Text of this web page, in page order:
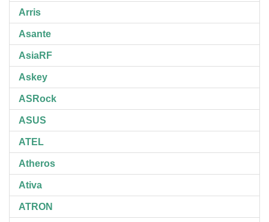
Arris
Asante
AsiaRF
Askey
ASRock
ASUS
ATEL
Atheros
Ativa
ATRON